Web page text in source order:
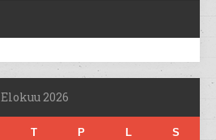
Elokuu 2026
T P L S